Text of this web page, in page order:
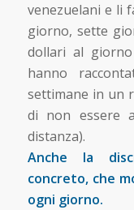
venezuelani e li
giorno, sette
dollari al
hanno
settimane in un
di non essere
distanza).
Anche la
concreto, che
ogni giorno.